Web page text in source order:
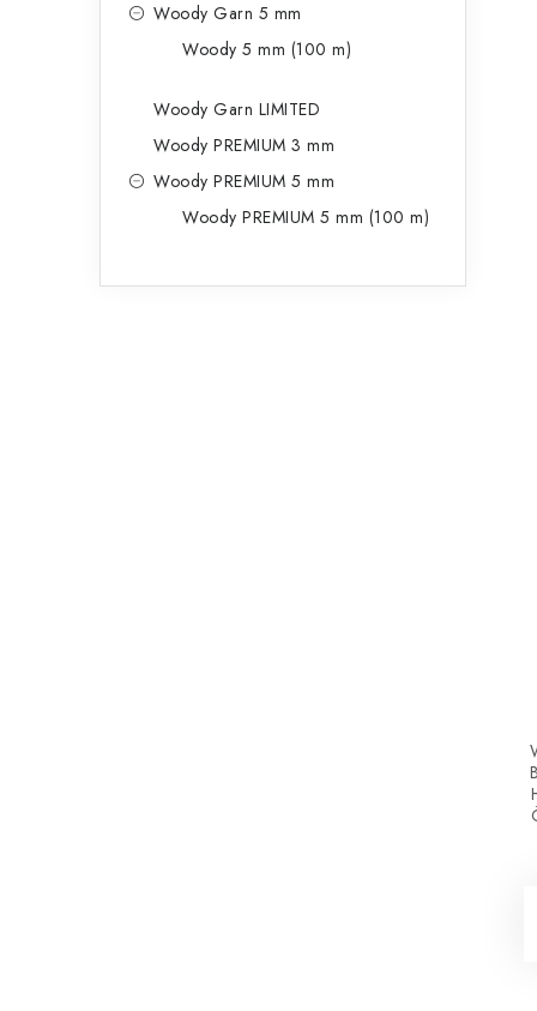
Woody Garn 5 mm
Woody 5 mm (100 m)
Woody Garn LIMITED
Woody PREMIUM 3 mm
Woody PREMIUM 5 mm
Woody PREMIUM 5 mm (100 m)